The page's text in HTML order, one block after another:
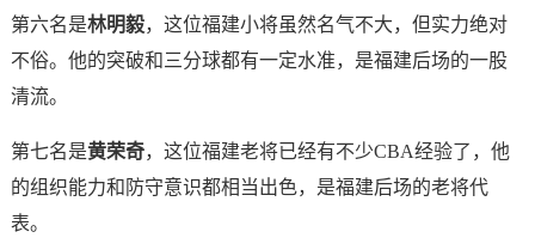
第六名是林明毅，这位福建小将虽然名气不大，但实力绝对
不俗。他的突破和三分球都有一定水准，是福建后场的一股
清流。
第七名是黄荣奇，这位福建老将已经有不少CBA经验了，他
的组织能力和防守意识都相当出色，是福建后场的老将代
表。